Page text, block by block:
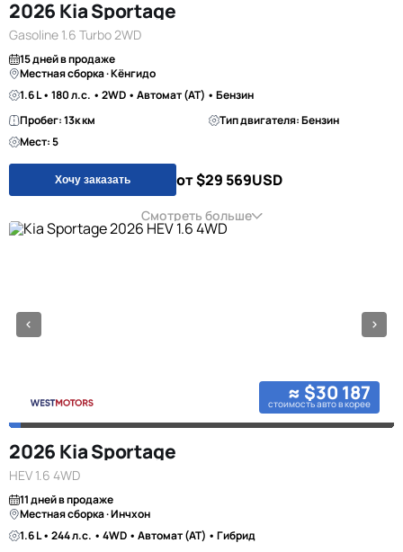
2026 Kia Sportage
Gasoline 1.6 Turbo 2WD
15 дней в продаже
Местная сборка · Кёнгидо
1.6 L • 180 л.с. • 2WD • Автомат (AT) • Бензин
Пробег: 13к км
Тип двигателя: Бензин
Мест: 5
Хочу заказать от $29 569USD
Смотреть больше
≈ $30 187
стоимость авто в корее
2026 Kia Sportage
HEV 1.6 4WD
11 дней в продаже
Местная сборка · Инчхон
1.6 L • 244 л.с. • 4WD • Автомат (AT) • Гибрид